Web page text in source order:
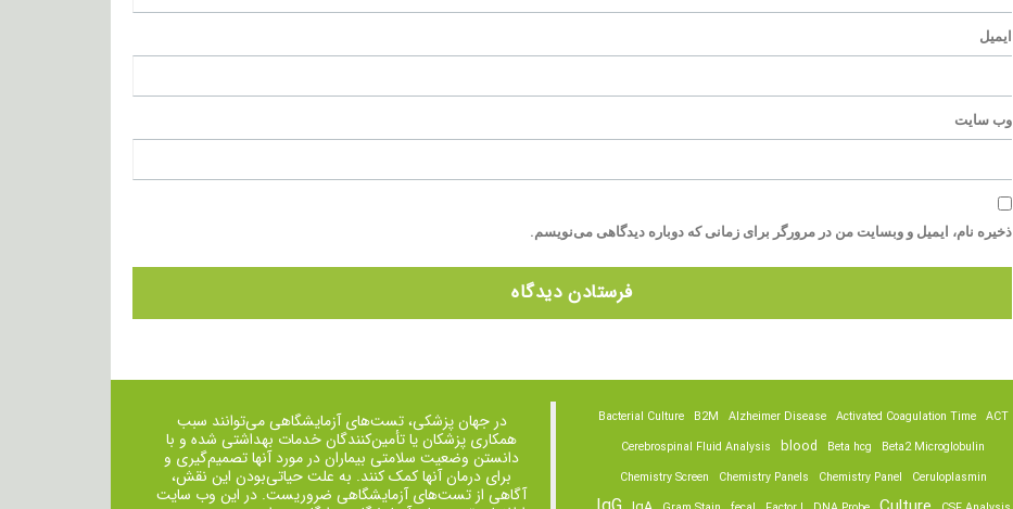
ایمیل
وب‌ سایت
ذخیره نام، ایمیل و وبسایت من در مرورگر برای زمانی که دوباره دیدگاهی می‌نویسم.
ACT
Activated Coagulation Time
Alzheimer Disease
B2M
Bacterial Culture
Beta2 Microglobulin
Beta hcg
blood
Cerebrospinal Fluid Analysis
Ceruloplasmin
Chemistry Panel
Chemistry Panels
Chemistry Screen
در جهان پزشکی، تست‌های آزمایشگاهی می‌توانند سبب
همکاری پزشکان یا تأمین‌کنندگان خدمات بهداشتی شده و با
دانستن وضعیت سلامتی بیماران در مورد آنها تصمیم‌گیری و
برای درمان ‌آنها کمک کنند. به علت حیاتی‌بودن این نقش،
آگاهی از تست‌های آزمایشگاهی ضروریست. در این وب سایت